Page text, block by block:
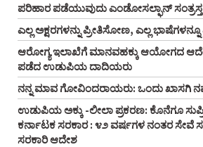
ಪರಿಹಾರ ಪಡೆಯುವುದು ಎಂಡೋಸಲ್ಫಾನ್‌
ಎಲ್ಲ ಅಕ್ಷರಗಳನ್ನು ಪ್ರೀತಿಸೋಣ, ಎಲ್ಲ
ಆರೋಗ್ಯ ಇಲಾಖೆಗೆ ಮಾನವಹಕ್ಕು ಆಯೋಗದ
ಪಡೆದ ಉಡುಪಿಯ ದಾದಿಯರು
ನನ್ನ ಮಾವ ಗೋವಿಂದರಾಯರು: ಒಂದು ಖಾಸಗಿ
ಉಡುಪಿಯ ಅಕ್ಕು -ಲೀಲಾ ಪ್ರಕರಣ: ಕೊನೆಗೂ
ಕರ್ನಾಟಕ ಸರಕಾರ : ೪೨ ವರ್ಷಗಳ ನಂತರ
ಸರಕಾರಿ ಆದೇಶ